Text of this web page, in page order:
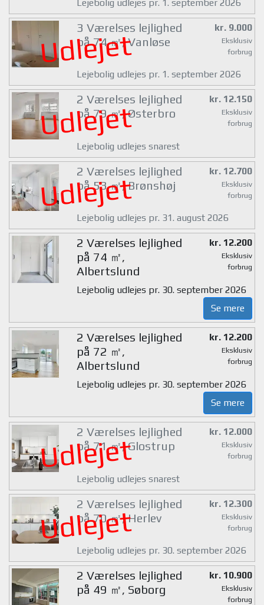
Lejebolig udlejes pr. 1. september 2026
Udlejet
3 Værelses lejlighed
på 74 ㎡, Vanløse
kr. 9.000
Eksklusiv
forbrug
Lejebolig udlejes pr. 1. september 2026
Udlejet
2 Værelses lejlighed
på 79 ㎡, Østerbro
kr. 12.150
Eksklusiv
forbrug
Lejebolig udlejes snarest
Udlejet
2 Værelses lejlighed
på 53 ㎡, Brønshøj
kr. 12.700
Eksklusiv
forbrug
Lejebolig udlejes pr. 31. august 2026
2 Værelses lejlighed
på 74 ㎡,
Albertslund
kr. 12.200
Eksklusiv
forbrug
Lejebolig udlejes pr. 30. september 2026
Se mere
2 Værelses lejlighed
på 72 ㎡,
Albertslund
kr. 12.200
Eksklusiv
forbrug
Lejebolig udlejes pr. 30. september 2026
Se mere
Udlejet
2 Værelses lejlighed
på 71 ㎡, Glostrup
kr. 12.000
Eksklusiv
forbrug
Lejebolig udlejes snarest
Udlejet
2 Værelses lejlighed
på 70 ㎡, Herlev
kr. 12.300
Eksklusiv
forbrug
Lejebolig udlejes pr. 30. september 2026
2 Værelses lejlighed
på 49 ㎡, Søborg
kr. 10.900
Eksklusiv
forbrug